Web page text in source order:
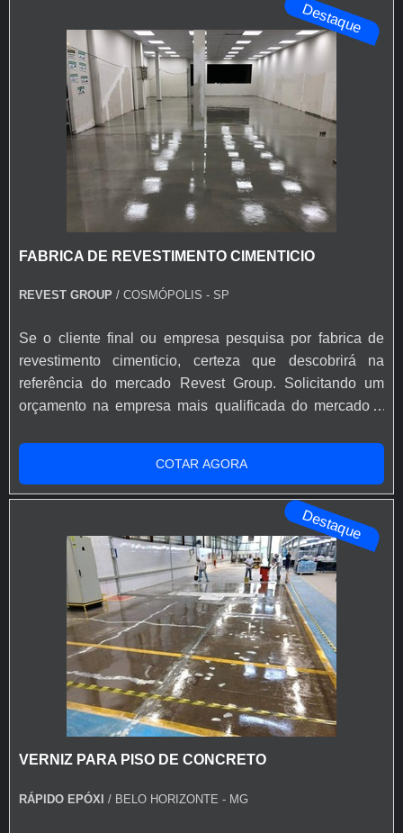
Destaque
FABRICA DE REVESTIMENTO CIMENTICIO
REVEST GROUP / COSMÓPOLIS - SP
Se o cliente final ou empresa pesquisa por fabrica de
revestimento cimenticio, certeza que descobrirá na
referência do mercado Revest Group. Solicitando um
orçamento na empresa mais qualificada do mercado e
o produto deve sempre ser adquirido com empresas
especializadas no segmento. Esse tipo de cuidado ajuda
a garantir a qualidade e durabilidade dos materiais, além
COTAR AGORA
Destaque
VERNIZ PARA PISO DE CONCRETO
RÁPIDO EPÓXI / BELO HORIZONTE - MG